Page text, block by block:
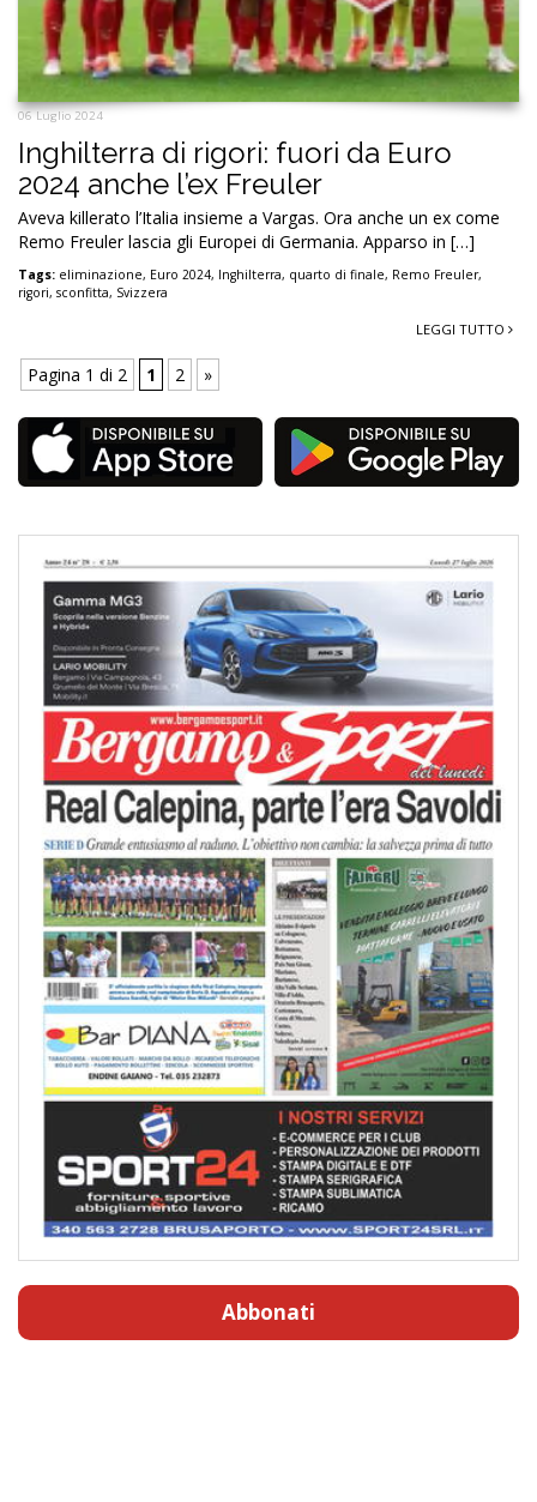
06 Luglio 2024
Inghilterra di rigori: fuori da Euro
2024 anche l’ex Freuler
Aveva killerato l’Italia insieme a Vargas. Ora anche un ex come
Remo Freuler lascia gli Europei di Germania. Apparso in […]
Tags: eliminazione, Euro 2024, Inghilterra, quarto di finale, Remo Freuler,
rigori, sconfitta, Svizzera
LEGGI TUTTO
Pagina 1 di 2 1 2 »
Abbonati